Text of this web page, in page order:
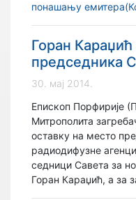
понашању
Горан Караџић
председника
30. мај 2014.
Епископ Порфирије
Митрополита
оставку на место
радиодифузне
седници Савета за
Горан Караџић, а за